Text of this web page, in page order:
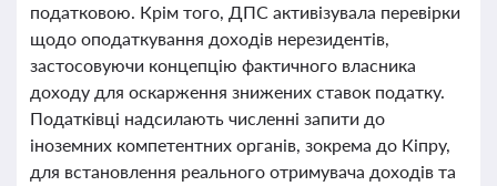
податковою. Крім того, ДПС активізувала перевірки
щодо оподаткування доходів нерезидентів,
застосовуючи концепцію фактичного власника
доходу для оскарження знижених ставок податку.
Податківці надсилають численні запити до
іноземних компетентних органів, зокрема до Кіпру,
для встановлення реального отримувача доходів та